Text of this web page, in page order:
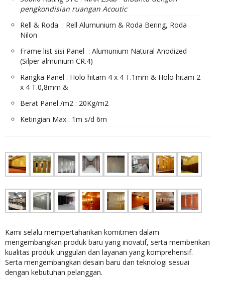
pengkondisian ruangan Acoutic
Rell & Roda : Rell Alumunium & Roda Bering, Roda
Nilon
Frame list sisi Panel : Alumunium Natural Anodized
(Silper almunium CR.4)
Rangka Panel : Holo hitam 4 x 4 T.1mm & Holo hitam 2
x 4 T.0,8mm &
Berat Panel /m2 : 20Kg/m2
Ketingian Max : 1m s/d 6m
Kami selalu mempertahankan komitmen dalam
mengembangkan produk baru yang inovatif, serta memberikan
kualitas produk unggulan dan layanan yang komprehensif.
Serta mengembangkan desain baru dan teknologi sesuai
dengan kebutuhan pelanggan.